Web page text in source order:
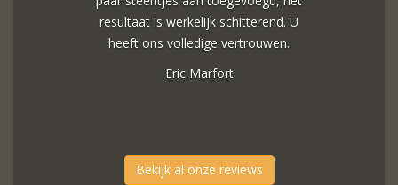
resultaat is werkelijk schitterend. U
heeft ons volledige vertrouwen.
Eric Marfort
Bekijk al onze reviews